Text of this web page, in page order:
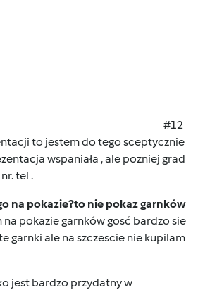
#12
to jestem do tego sceptycznie
wspaniała , ale pozniej grad
tel .
na pokazie?to nie pokaz garnków
na pokazie garnków gosć bardzo sie
garnki ale na szczescie nie kupilam
jest bardzo przydatny w